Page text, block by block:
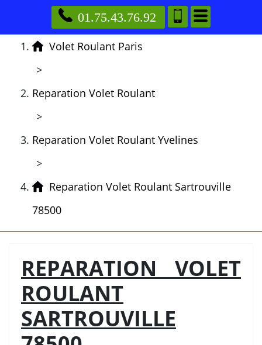
01.75.43.76.92
Volet Roulant Paris
>
Reparation Volet Roulant
>
Reparation Volet Roulant Yvelines
>
Reparation Volet Roulant Sartrouville
78500
REPARATION VOLET
ROULANT
SARTROUVILLE